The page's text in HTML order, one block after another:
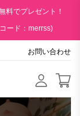
料でプレゼント！
ード：merrss)
お問い合わせ